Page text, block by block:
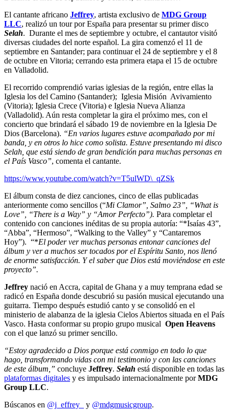
El cantante africano Jeffrey, artista exclusivo de MDG Group
LLC, realizó un tour por España para presentar su primer disco
Selah. Durante el mes de septiembre y octubre, el cantautor visitó
diversas ciudades del norte español. La gira comenzó el 11 de
septiembre en Santander; para continuar el 24 de septiembre y el 8
de octubre en Vitoria; cerrando esta primera etapa el 15 de octubre
en Valladolid.
El recorrido comprendió varias iglesias de la región, entre ellas la
Iglesia los del Camino (Santander); Iglesia Misión Avivamiento
(Vitoria); Iglesia Crece (Vitoria) e Iglesia Nueva Alianza
(Valladolid). Aún resta completar la gira el próximo mes, con el
concierto que brindará el sábado 19 de noviembre en la Iglesia De
Dios (Barcelona). “En varios lugares estuve acompañado por mi
banda, y en otros lo hice como solista. Estuve presentando mi disco
Selah, que está siendo de gran bendición para muchas personas en
el País Vasco”, comenta el cantante.
https://www.youtube.com/watch?v=T5ulWD\_qZSk
El álbum consta de diez canciones, cinco de ellas publicadas
anteriormente como sencillos (“Mi Clamor”, Salmo 23”, “What is
Love”, “There is a Way” y “Amor Perfecto”). Para completar el
contenido con canciones inéditas de su propia autoría: “*Isaías 43”,
“Abba”, “Hermoso”, “Walking to the Valley” y “Cantaremos
Hoy”). “*El poder ver muchas personas entonar canciones del
álbum y ver a muchos ser tocados por el Espíritu Santo, nos llenó
de enorme satisfacción. Y el saber que Dios está moviéndose en este
proyecto”.
Jeffrey nació en Accra, capital de Ghana y a muy temprana edad se
radicó en España donde descubrió su pasión musical ejecutando una
guitarra. Tiempo después estudió canto y se consolidó en el
ministerio de alabanza de la iglesia Cielos Abiertos situada en el País
Vasco. Hasta conformar su propio grupo musical Open Heavens
con el que lanzó su primer sencillo.
“Estoy agradecido a Dios porque está conmigo en todo lo que
hago, transformando vidas con mi testimonio y con las canciones
de este álbum,” concluye Jeffrey. Selah está disponible en todas las
plataformas digitales y es impulsado internacionalmente porMDG
Group LLC.
Búscanos en @j_effrey_ y @mdgmusicgroup.